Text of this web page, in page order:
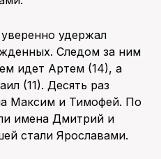
удержал
Следом за ним
идет Артем (14), а
(11). Десять раз
Максим и Тимофей. По
имена Дмитрий и
стали Ярославами.